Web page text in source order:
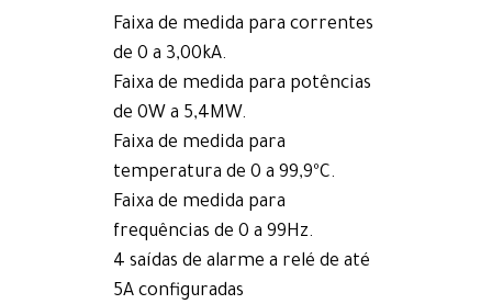
Faixa de medida para correntes
de 0 a 3,00kA.
Faixa de medida para potências
de 0W a 5,4MW.
Faixa de medida para
temperatura de 0 a 99,9ºC.
Faixa de medida para
frequências de 0 a 99Hz.
4 saídas de alarme a relé de até
5A configuradas